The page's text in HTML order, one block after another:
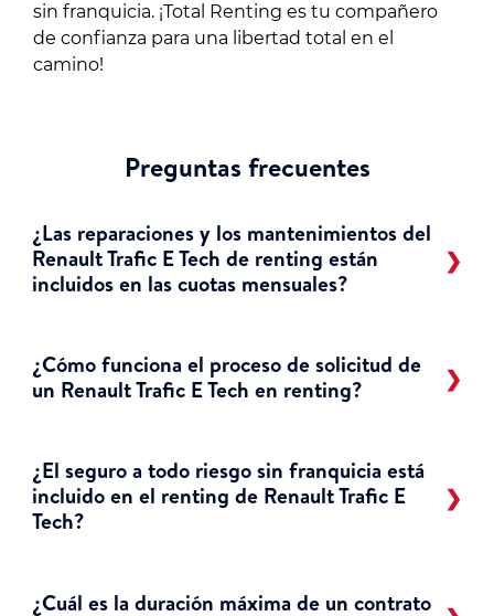
sin franquicia. ¡Total Renting es tu compañero
de confianza para una libertad total en el
camino!
Preguntas frecuentes
¿Las reparaciones y los mantenimientos del
Renault Trafic E Tech de renting están
incluidos en las cuotas mensuales?
¿Cómo funciona el proceso de solicitud de
un Renault Trafic E Tech en renting?
¿El seguro a todo riesgo sin franquicia está
incluido en el renting de Renault Trafic E
Tech?
¿Cuál es la duración máxima de un contrato